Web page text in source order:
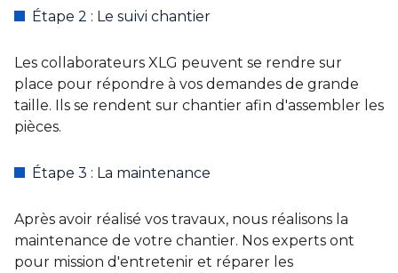
Étape 2 : Le suivi chantier
Les collaborateurs XLG peuvent se rendre sur
place pour répondre à vos demandes de grande
taille. Ils se rendent sur chantier afin d'assembler les
pièces.
Étape 3 : La maintenance
Après avoir réalisé vos travaux, nous réalisons la
maintenance de votre chantier. Nos experts ont
pour mission d'entretenir et réparer les